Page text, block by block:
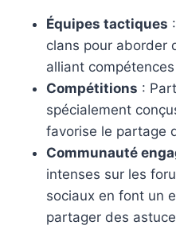
Équipes tactiques
clans pour aborder
alliant
Compétitions :
spécialement
favorise le partage
Communauté
intenses sur les
sociaux en font un
partager des